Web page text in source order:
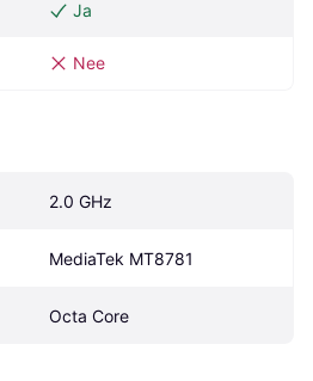
Ja
Nee
2.0 GHz
MediaTek MT8781
Octa Core